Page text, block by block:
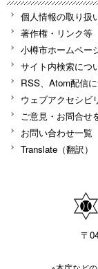
個人情報の取り扱
著作権・リンク等
小樽市ホームペー
サイト内検索につ
RSS、Atom配信
ウェブアクセシビ
ご意見・お問合せ
お問い合わせ一覧
Translate（翻訳）
〒